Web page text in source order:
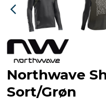
Northwave
Sort/Grøn